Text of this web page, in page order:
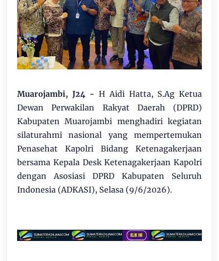
Muarojambi, J24 -H Aidi Hatta, S.Ag Ketua
Dewan Perwakilan Rakyat Daerah (DPRD)
Kabupaten Muarojambi menghadiri kegiatan
silaturahmi nasional yang mempertemukan
Penasehat Kapolri Bidang Ketenagakerjaan
bersama Kepala Desk Ketenagakerjaan Kapolri
dengan Asosiasi DPRD Kabupaten Seluruh
Indonesia (ADKASI), Selasa (9/6/2026).